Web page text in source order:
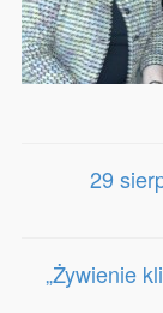
29
„Żywienie